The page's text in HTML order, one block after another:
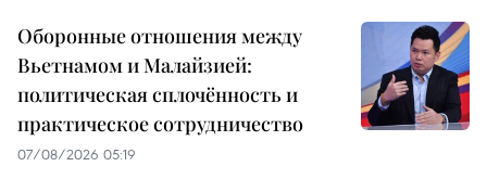
Оборонные отношения между
Вьетнамом и Малайзией:
политическая сплочённость и
практическое сотрудничество
07/08/2026 05:19